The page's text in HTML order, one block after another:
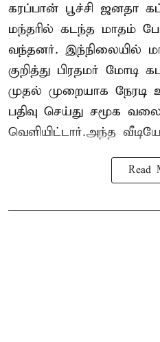
கரப்பான் பூச்சி ஜனதா
மந்தரில் கடந்த மாதம்
வந்தனர். இந்நிலையில்
குறித்து பிரதமர் மோடி
முதல் முறையாக
பதிவு செய்து சமூக
வெளியிட்டார்.அந்த
Read